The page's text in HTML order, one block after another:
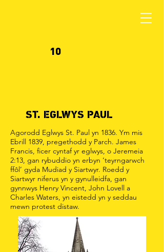
10
ST. EGLWYS PAUL
Agorodd Eglwys St. Paul yn 1836. Ym mis
Ebrill 1839, pregethodd y Parch. James
Francis, ficer cyntaf yr eglwys, o Jeremeia
2:13, gan rybuddio yn erbyn ‘teyrngarwch
ffôl’ gyda Mudiad y Siartwyr. Roedd y
Siartwyr niferus yn y gynulleidfa, gan
gynnwys Henry Vincent, John Lovell a
Charles Waters, yn eistedd yn y seddau
mewn protest distaw.